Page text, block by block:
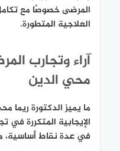
المرضى خصوصًا مع
العلاجية المتطورة.
آراء وتجارب
محي الدين
ما يميز الدكتورة ريما
الإيجابية المتكررة في
في عدة نقاط أساسية،